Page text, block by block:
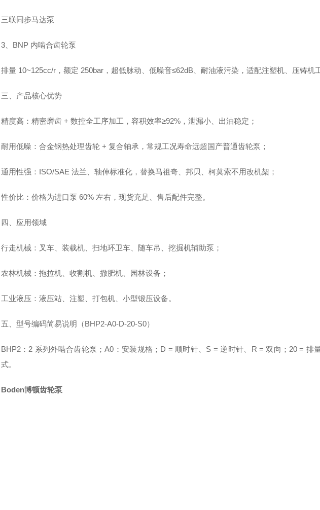
三联同步马达泵
3、BNP 内啮合齿轮泵
排量 10~125cc/r，额定 250bar，超低脉动、低噪音≤62dB、耐油液污染，适配注塑机、压铸机
三、产品核心优势
精度高：精密磨齿 + 数控全工序加工，容积效率≥92%，泄漏小、出油稳定；
耐用低噪：合金钢热处理齿轮 + 复合轴承，常规工况寿命远超国产普通齿轮泵；
通用性强：ISO/SAE 法兰、轴伸标准化，替换马祖奇、邦贝、柯莫索不用改机架；
性价比：价格为进口泵 60% 左右，现货充足、售后配件完整。
四、应用领域
行走机械：叉车、装载机、扫地环卫车、随车吊、挖掘机辅助泵；
农林机械：拖拉机、收割机、撒肥机、园林设备；
工业液压：液压站、注塑、打包机、小型锻压设备。
五、型号编码简易说明（BHP2-A0-D-20-S0）
BHP2：2 系列外啮合齿轮泵；A0：安装规格；D = 顺时针、S = 逆时针、R = 双向；20 = 排
式。
Boden博顿齿轮泵